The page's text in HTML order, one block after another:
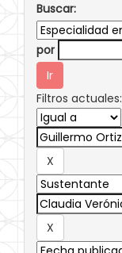
Buscar:
por
Filtros actuales: